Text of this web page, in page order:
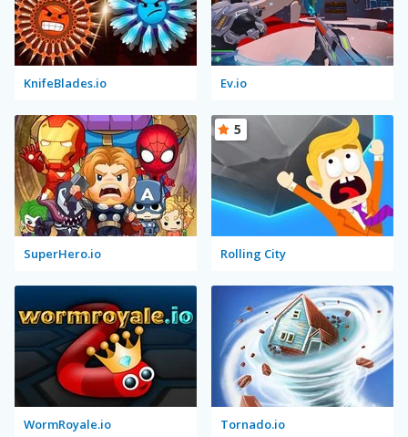
KnifeBlades.io Ev.io
SuperHero.io Rolling City
5
WormRoyale.io Tornado.io